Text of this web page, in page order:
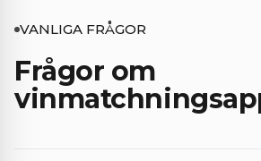
VANLIGA FRÅGOR
Frågor om